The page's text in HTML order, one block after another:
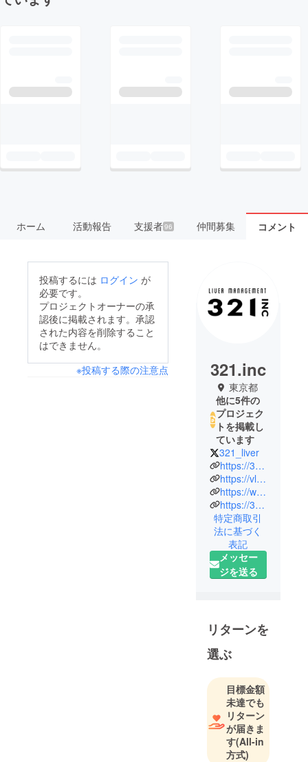
ホーム 活動報告 支援者96 仲間募集 コメント
投稿するには ログイン が
必要です。
プロジェクトオーナーの承
認後に掲載されます。承認
された内容を削除すること
はできません。
※投稿する際の注意点
321.inc
東京都
他に5件の
プロジェク
トを掲載し
ています
321_liver
https://321.inc/
https://vliver.321.inc/
https://www.instagram.com/321inc/
https://321inc.official.ec/
特定商取引
法に基づく
表記
メッセー
ジを送る
リターンを
選ぶ
目標金額
未達でも
リターン
が届きま
す(All-in
方式)